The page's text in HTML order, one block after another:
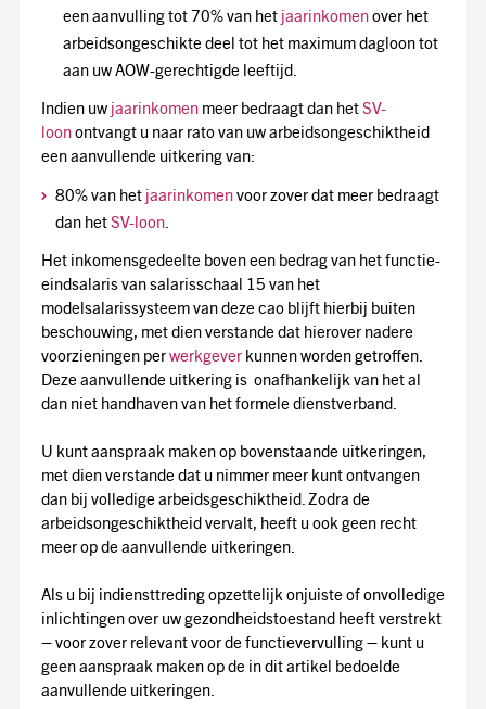
een aanvulling tot 70% van het jaarinkomenover het
arbeidsongeschikte deel tot het maximum dagloon tot
aan uw AOW-gerechtigde leeftijd.
Indien uw jaarinkomenmeer bedraagt dan het SV-
loonontvangt u naar rato van uw arbeidsongeschiktheid
een aanvullende uitkering van:
80% van het jaarinkomenvoor zover dat meer bedraagt
dan het SV-loon.
Het inkomensgedeelte boven een bedrag van het functie-
eindsalaris van salarisschaal 15 van het
modelsalarissysteem van deze cao blijft hierbij buiten
beschouwing, met dien verstande dat hierover nadere
voorzieningen per werkgeverkunnen worden getroffen.
Deze aanvullende uitkering is onafhankelijk van het al
dan niet handhaven van het formele dienstverband.
U kunt aanspraak maken op bovenstaande uitkeringen,
met dien verstande dat u nimmer meer kunt ontvangen
dan bij volledige arbeidsgeschiktheid. Zodra de
arbeidsongeschiktheid vervalt, heeft u ook geen recht
meer op de aanvullende uitkeringen.
Als u bij indiensttreding opzettelijk onjuiste of onvolledige
inlichtingen over uw gezondheidstoestand heeft verstrekt
– voor zover relevant voor de functievervulling – kunt u
geen aanspraak maken op de in dit artikel bedoelde
aanvullende uitkeringen.